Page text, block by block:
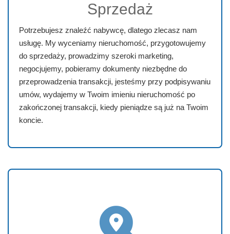
Sprzedaż
Potrzebujesz znaleźć nabywcę, dlatego zlecasz nam
usługę. My wyceniamy nieruchomość, przygotowujemy
do sprzedaży, prowadzimy szeroki marketing,
negocjujemy, pobieramy dokumenty niezbędne do
przeprowadzenia transakcji, jesteśmy przy podpisywaniu
umów, wydajemy w Twoim imieniu nieruchomość po
zakończonej transakcji, kiedy pieniądze są już na Twoim
koncie.